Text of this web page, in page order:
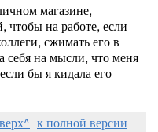
магазине,
чтобы на работе, если
сжимать его в
себя на мысли, что меня
бы я кидала его
к полной версии